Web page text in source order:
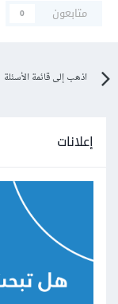
متابعون
0
اذهب إلى قائمة الأسئلة
إعلانات